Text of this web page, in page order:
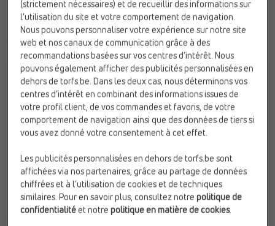
€ 130,00
Matière:Textile
€ 55,99
Marque:UGG
BASKETS BASSES
PANTOUFLES
(strictement nécessaires) et de recueillir des informations sur
l’utilisation du site et votre comportement de navigation.
Nous pouvons personnaliser votre expérience sur notre site
web et nos canaux de communication grâce à des
recommandations basées sur vos centres d’intérêt. Nous
pouvons également afficher des publicités personnalisées en
dehors de torfs.be. Dans les deux cas, nous déterminons vos
centres d’intérêt en combinant des informations issues de
votre profil client, de vos commandes et favoris, de votre
comportement de navigation ainsi que des données de tiers si
vous avez donné votre consentement à cet effet.
Les publicités personnalisées en dehors de torfs.be sont
affichées via nos partenaires, grâce au partage de données
chiffrées et à l’utilisation de cookies et de techniques
similaires. Pour en savoir plus, consultez notrepolitique de
confidentialitéet notrepolitique en matière de cookies.